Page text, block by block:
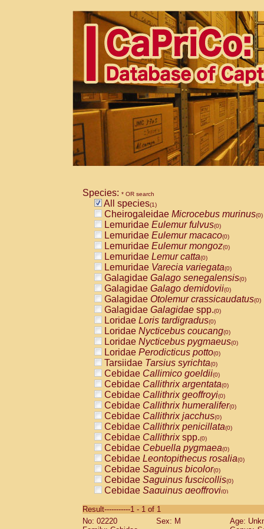
Species: * OR search
All species(1)
Cheirogaleidae Microcebus murinus(0)
Lemuridae Eulemur fulvus(0)
Lemuridae Eulemur macaco(0)
Lemuridae Eulemur mongoz(0)
Lemuridae Lemur catta(0)
Lemuridae Varecia variegata(0)
Galagidae Galago senegalensis(0)
Galagidae Galago demidovii(0)
Galagidae Otolemur crassicaudatus(0)
Galagidae Galagidae spp.(0)
Loridae Loris tardigradus(0)
Loridae Nycticebus coucang(0)
Loridae Nycticebus pygmaeus(0)
Loridae Perodicticus potto(0)
Tarsiidae Tarsius syrichta(0)
Cebidae Callimico goeldii(0)
Cebidae Callithrix argentata(0)
Cebidae Callithrix geoffroyi(0)
Cebidae Callithrix humeralifer(0)
Cebidae Callithrix jacchus(0)
Cebidae Callithrix penicillata(0)
Cebidae Callithrixspp.(0)
Cebidae Cebuella pygmaea(0)
Cebidae Leontopithecus rosalia(0)
Cebidae Saguinus bicolor(0)
Cebidae Saguinus fuscicollis(0)
Cebidae Saguinus geoffroyi(0)
CebidaeSaguinus labiatus(0)
Cebidae Saguinus leucopus (0)
Result-----------1 - 1 of 1
No: 02220
Sex: M
Age: